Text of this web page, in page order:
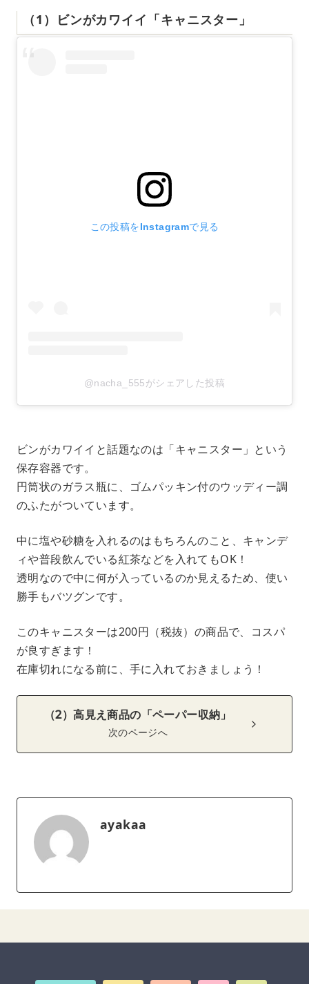
（1）ビンがカワイイ「キャニスター」
この投稿をInstagramで見る
@nacha_555がシェアした投稿
ビンがカワイイと話題なのは「キャニスター」という
保存容器です。
円筒状のガラス瓶に、ゴムパッキン付のウッディー調
のふたがついています。
中に塩や砂糖を入れるのはもちろんのこと、キャンデ
ィや普段飲んでいる紅茶などを入れてもOK！
透明なので中に何が入っているのか見えるため、使い
勝手もバツグンです。
このキャニスターは200円（税抜）の商品で、コスパ
が良すぎます！
在庫切れになる前に、手に入れておきましょう！
（2）高見え商品の「ペーパー収納」
次のページへ
ayakaa